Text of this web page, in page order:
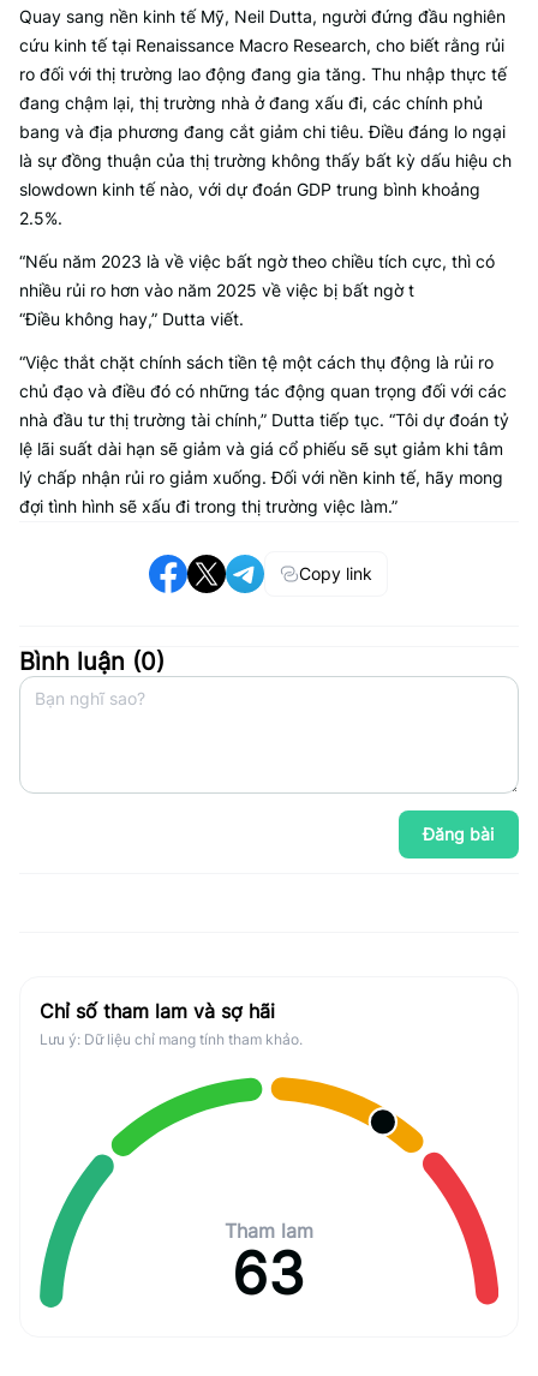
Quay sang nền kinh tế Mỹ, Neil Dutta, người đứng đầu nghiên
cứu kinh tế tại Renaissance Macro Research, cho biết rằng rủi
ro đối với thị trường lao động đang gia tăng. Thu nhập thực tế
đang chậm lại, thị trường nhà ở đang xấu đi, các chính phủ
bang và địa phương đang cắt giảm chi tiêu. Điều đáng lo ngại
là sự đồng thuận của thị trường không thấy bất kỳ dấu hiệu ch
slowdown kinh tế nào, với dự đoán GDP trung bình khoảng
2.5%.
“Nếu năm 2023 là về việc bất ngờ theo chiều tích cực, thì có
nhiều rủi ro hơn vào năm 2025 về việc bị bất ngờ t
“Điều không hay,” Dutta viết.
“Việc thắt chặt chính sách tiền tệ một cách thụ động là rủi ro
chủ đạo và điều đó có những tác động quan trọng đối với các
nhà đầu tư thị trường tài chính,” Dutta tiếp tục. “Tôi dự đoán tỷ
lệ lãi suất dài hạn sẽ giảm và giá cổ phiếu sẽ sụt giảm khi tâm
lý chấp nhận rủi ro giảm xuống. Đối với nền kinh tế, hãy mong
đợi tình hình sẽ xấu đi trong thị trường việc làm.”
Copy link
Bình luận (0)
Đăng bài
Chỉ số tham lam và sợ hãi
Lưu ý: Dữ liệu chỉ mang tính tham khảo.
Tham lam
63